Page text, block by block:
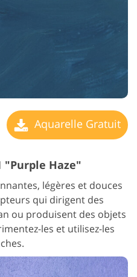
Aquarelle Gratuit
"Purple Haze"
légères et douces
qui dirigent des
ou produisent des objets
les et utilisez-les